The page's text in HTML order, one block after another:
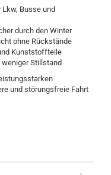
Busse und
durch den Winter
ohne Rückstände
Kunststoffteile
Stillstand
und störungsfreie Fahrt